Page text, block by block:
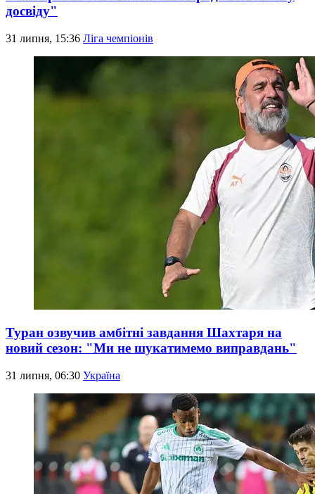
досвіду"
31 липня, 15:36 Ліга чемпіонів
Туран озвучив амбітні завдання Шахтаря на
новий сезон: "Ми не шукатимемо виправдань"
31 липня, 06:30 Україна